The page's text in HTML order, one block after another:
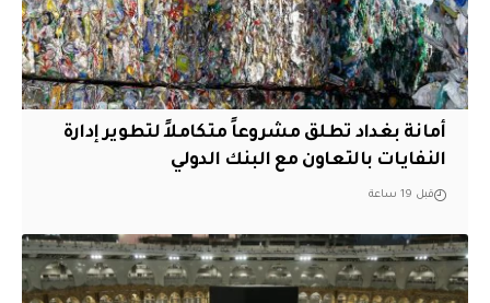
أمانة بغداد تطلق مشروعاً متكاملاً لتطوير إدارة
النفايات بالتعاون مع البنك الدولي
قبل 19 ساعة